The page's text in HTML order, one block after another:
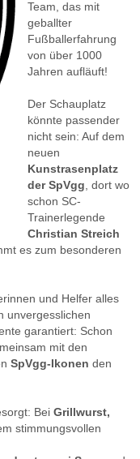
Team, das mit
geballter
Fußballerfahrung
von über 1000
Jahren aufläuft!
Der Schauplatz
könnte passender
nicht sein: Auf dem
neuen
Kunstrasenplatz
der SpVgg, dort wo
schon SC-
Trainerlegende
Christian Streich
es zum besonderen
und Helfer alles
unvergesslichen
garantiert: Schon
mit den
SpVgg-Ikonen den
Bei Grillwurst,
stimmungsvollen